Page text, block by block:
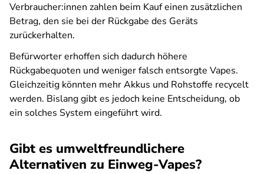
Verbraucher:innen zahlen beim Kauf einen zusätzlichen
Betrag, den sie bei der Rückgabe des Geräts
zurückerhalten.
Befürworter erhoffen sich dadurch höhere
Rückgabequoten und weniger falsch entsorgte Vapes.
Gleichzeitig könnten mehr Akkus und Rohstoffe recycelt
werden. Bislang gibt es jedoch keine Entscheidung, ob
ein solches System eingeführt wird.
Gibt es umweltfreundlichere
Alternativen zu Einweg-Vapes?